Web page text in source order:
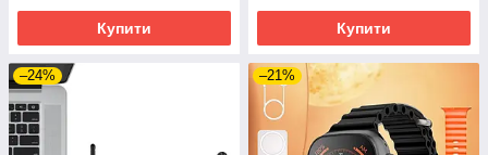
Купити Купити
–24% –21%